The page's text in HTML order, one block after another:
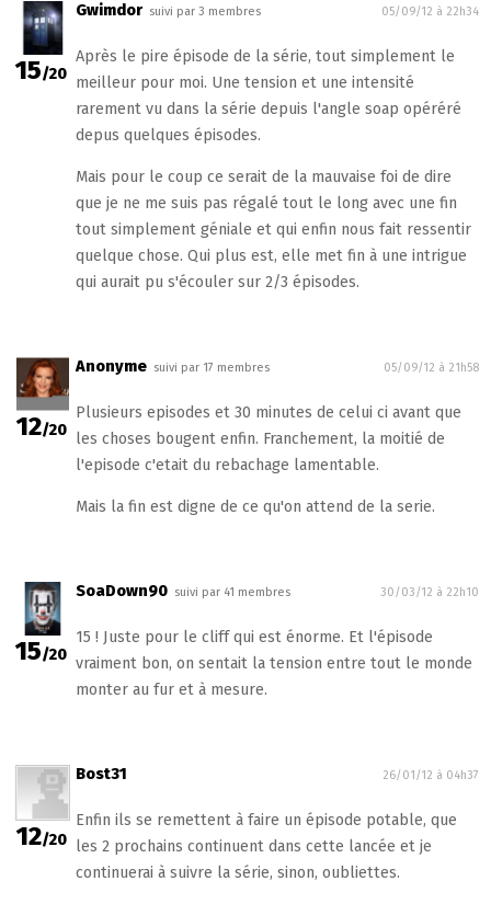
15/20
Gwimdor suivi par 3 membres 05/09/12 à 22h34
Après le pire épisode de la série, tout simplement le
meilleur pour moi. Une tension et une intensité
rarement vu dans la série depuis l'angle soap opéréré
depus quelques épisodes.
Mais pour le coup ce serait de la mauvaise foi de dire
que je ne me suis pas régalé tout le long avec une fin
tout simplement géniale et qui enfin nous fait ressentir
quelque chose. Qui plus est, elle met fin à une intrigue
qui aurait pu s'écouler sur 2/3 épisodes.
12/20
Anonyme suivi par 17 membres 05/09/12 à 21h58
Plusieurs episodes et 30 minutes de celui ci avant que
les choses bougent enfin. Franchement, la moitié de
l'episode c'etait du rebachage lamentable.
Mais la fin est digne de ce qu'on attend de la serie.
15/20
SoaDown90 suivi par 41 membres 30/03/12 à 22h10
15 ! Juste pour le cliff qui est énorme. Et l'épisode
vraiment bon, on sentait la tension entre tout le monde
monter au fur et à mesure.
12/20
Bost31 26/01/12 à 04h37
Enfin ils se remettent à faire un épisode potable, que
les 2 prochains continuent dans cette lancée et je
continuerai à suivre la série, sinon, oubliettes.